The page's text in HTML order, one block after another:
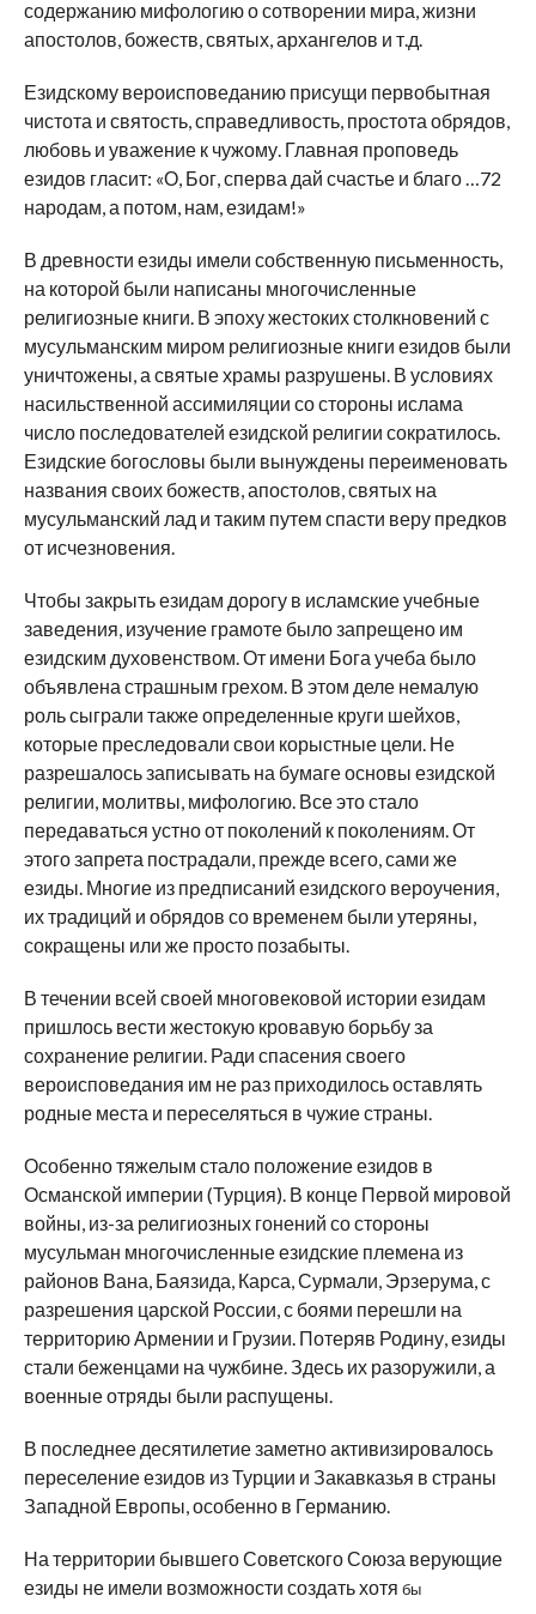
содержанию мифологию о сотворении мира, жизни
апостолов, божеств, святых, архангелов и т.д.
Езидскому вероисповеданию присущи первобытная
чистота и святость, справедливость, простота обрядов,
любовь и уважение к чужому. Главная проповедь
езидов гласит: «О, Бог, сперва дай счастье и благо …72
народам, а потом, нам, езидам!»
В древности езиды имели собственную письменность,
на которой были написаны многочисленные
религиозные книги. В эпоху жестоких столкновений с
мусульманским миром религиозные книги езидов были
уничтожены, а святые храмы разрушены. В условиях
насильственной ассимиляции со стороны ислама
число последователей езидской религии сократилось.
Езидские богословы были вынуждены переименовать
названия своих божеств, апостолов, святых на
мусульманский лад и таким путем спасти веру предков
от исчезновения.
Чтобы закрыть езидам дорогу в исламские учебные
заведения, изучение грамоте было запрещено им
езидским духовенством. От имени Бога учеба было
объявлена страшным грехом. В этом деле немалую
роль сыграли также определенные круги шейхов,
которые преследовали свои корыстные цели. Не
разрешалось записывать на бумаге основы езидской
религии, молитвы, мифологию. Все это стало
передаваться устно от поколений к поколениям. От
этого запрета пострадали, прежде всего, сами же
езиды. Многие из предписаний езидского вероучения,
их традиций и обрядов со временем были утеряны,
сокращены или же просто позабыты.
В течении всей своей многовековой истории езидам
пришлось вести жестокую кровавую борьбу за
сохранение религии. Ради спасения своего
вероисповедания им не раз приходилось оставлять
родные места и переселяться в чужие страны.
Особенно тяжелым стало положение езидов в
Османской империи (Турция). В конце Первой мировой
войны, из-за религиозных гонений со стороны
мусульман многочисленные езидские племена из
районов Вана, Баязида, Карса, Сурмали, Эрзерума, с
разрешения царской России, с боями перешли на
территорию Армении и Грузии. Потеряв Родину, езиды
стали беженцами на чужбине. Здесь их разоружили, а
военные отряды были распущены.
В последнее десятилетие заметно активизировалось
переселение езидов из Турции и Закавказья в страны
Западной Европы, особенно в Германию.
На территории бывшего Советского Союза верующие
езиды не имели возможности создать хотя бы